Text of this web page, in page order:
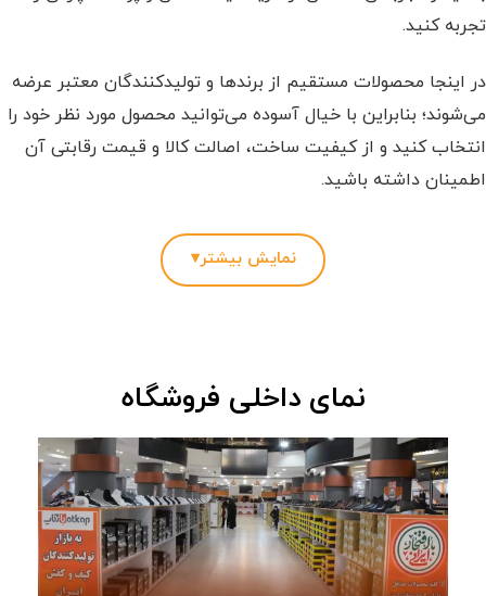
تجربه کنید.
در اینجا محصولات مستقیم از برندها و تولیدکنندگان معتبر عرضه
می‌شوند؛ بنابراین با خیال آسوده می‌توانید محصول مورد نظر خود را
انتخاب کنید و از کیفیت ساخت، اصالت کالا و قیمت رقابتی آن
اطمینان داشته باشید.
هر آنچه از یک فروشگاه محصولات چرمی انتظار دارید، یکجا در
و ماندگار را داشته باشید؛ در باتکاپ بیش از ۵ هزار محصول متنوع
شما ساده‌تر شود.
از کفش‌های طبی، رسمی، روزمره و صندل گرفته تا کیف، کمربند،
کیف پول، پوشاک و انواعاکسسوری‌های چرمی، همه را می‌توانید در
یک فروشگاه پیدا کنید؛ بدون اینکه زمان خود را میان چندین
نمایش بیشتر▾
نمای داخلی فروشگاه